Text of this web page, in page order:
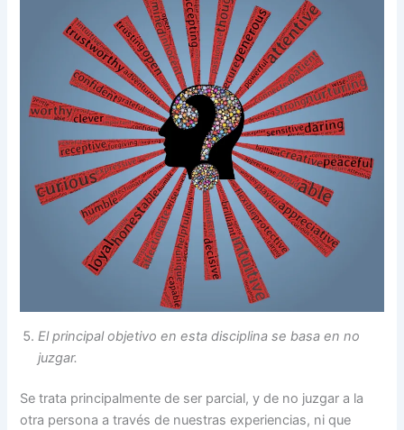
El principal objetivo en esta disciplina se basa en no
juzgar.
Se trata principalmente de ser parcial, y de no juzgar a la
otra persona a través de nuestras experiencias, ni que